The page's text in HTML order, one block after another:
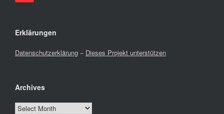
Erklärungen
Datenschutzerklärung – Dieses Projekt unterstützen
Archives
Archives